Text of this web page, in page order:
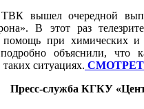
ТВК вышел очередной
В этот раз
помощь при химических и
объяснили, что
ситуациях.
Пресс-служба КГКУ